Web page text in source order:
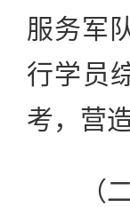
服务军
行学员
考，营
（二